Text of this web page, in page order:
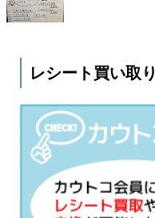
レシート買い取り